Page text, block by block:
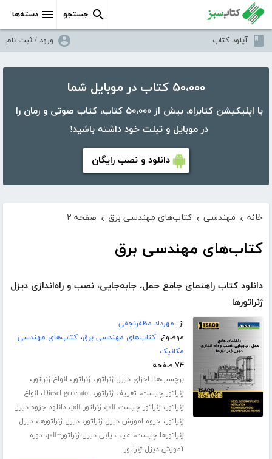
دسته‌ها جستجو
آپلود کتاب ورود / ثبت نام
۵۰،۰۰۰ کتاب در موبایل شما
با اپلیکیشن کتابراه، بیش از ۵۰،۰۰۰ کتاب، کتاب صوتی و رمان را
در موبایل و تبلت خود داشته باشید!
دانلود و نصب رایگان
خانه › مهندسی › کتاب‌های مهندسی برق › صفحه ۲
کتاب‌های مهندسی برق
دانلود کتاب راهنمای جامع حمل، جابه‌جایی، نصب و راه‌اندازی دیزل
ژنراتور‌ها
از: مهرداد مظفرنجفی
موضوع:کتاب‌های مهندسی برق،کتاب‌های مهندسی
مکانیک
۷۴ صفحه
برچسب‌ها: اجزای دیزل ژنراتور،ژنراتور، انواع ژنراتور،
ژنراتور چیست، تعریف ژنراتور،Diesel generator، انواع
ژنراتور،ژنراتور چیست pdf ،ژنراتور pdf ،دانلود جزوه دیزل
ژنراتور، جزوه اموزش دیزل ژنراتور،دیزل ژنراتور‌ها،دیزل
ژنراتور‌ها چیست، عیب یابی دیزل ژنراتور+pdf ،دوره
آموزش دیزل ژنراتور